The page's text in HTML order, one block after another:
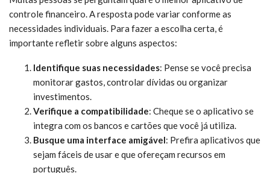
controle financeiro. A resposta pode variar conforme as
necessidades individuais. Para fazer a escolha certa, é
importante refletir sobre alguns aspectos:
Identifique suas necessidades: Pense se você precisa
monitorar gastos, controlar dívidas ou organizar
investimentos.
Verifique a compatibilidade: Cheque se o aplicativo se
integra com os bancos e cartões que você já utiliza.
Busque uma interface amigável: Prefira aplicativos que
sejam fáceis de usar e que ofereçam recursos em
português.